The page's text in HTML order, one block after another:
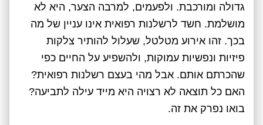
גדולה ומורכבת. ולפעמים, למרבה הצער, היא לא
מושלמת. חשד לרשלנות רפואית אינו עניין של מה
בכך. זהו אירוע מטלטל, שעלול להותיר צלקות
פיזיות ונפשיות עמוקות, ולהשפיע על החיים כפי
שהכרתם אותם. אבל מהי בעצם רשלנות רפואית?
האם כל תוצאה לא רצויה היא מייד עילה לתביעה?
בואו נפרק את זה.